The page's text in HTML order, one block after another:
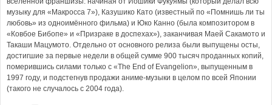
музыку для «Макросса 7»), Казушико Като (известный по «Помнишь ли ты
любовь» из одноимённого фильма) и Юко Канно (была композитором в
«Ковбое Бибопе» и «Призраке в доспехах»), заканчивая Маей Сакамото и
Такаши Мацумото. Отдельно от основного релиза были выпущены осты,
достигшие за первые недели в общей сумме 900 тысяч проданных копий,
померившись силами только с «The End of Evangelion», выпущенным в
1997 году, и подстегнув продажи аниме-музыки в целом по всей Японии
(такого не случалось с 2004 года).